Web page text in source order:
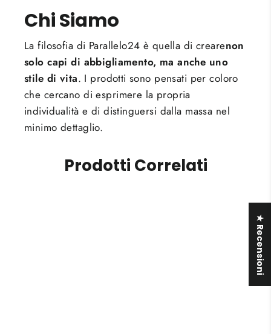
Chi Siamo
La filosofia di Parallelo24 è quella di crearenon
solo capi di abbigliamento, ma anche uno
stile di vita. I prodotti sono pensati per coloro
che cercano di esprimere la propria
individualità e di distinguersi dalla massa nel
minimo dettaglio.
Prodotti Correlati
★ Recensioni